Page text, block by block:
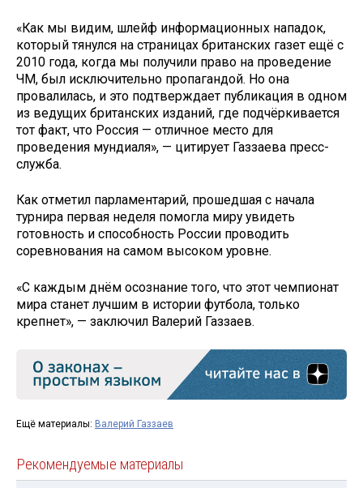
«Как мы видим, шлейф информационных нападок,
который тянулся на страницах британских газет ещё с
2010 года, когда мы получили право на проведение
ЧМ, был исключительно пропагандой. Но она
провалилась, и это подтверждает публикация в одном
из ведущих британских изданий, где подчёркивается
тот факт, что Россия — отличное место для
проведения мундиаля», — цитирует Газзаева пресс-
служба.
Как отметил парламентарий, прошедшая с начала
турнира первая неделя помогла миру увидеть
готовность и способность России проводить
соревнования на самом высоком уровне.
«С каждым днём осознание того, что этот чемпионат
мира станет лучшим в истории футбола, только
крепнет», — заключил Валерий Газзаев.
Ещё материалы: Валерий Газзаев
Рекомендуемые материалы